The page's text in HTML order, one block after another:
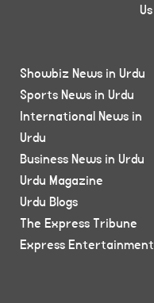
Us
Showbiz News in Urdu
Sports News in Urdu
International News in
Urdu
Business News in Urdu
Urdu Magazine
Urdu Blogs
The Express Tribune
Express Entertainment